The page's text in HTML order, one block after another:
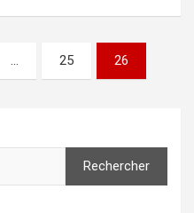
… 25 26
Rechercher